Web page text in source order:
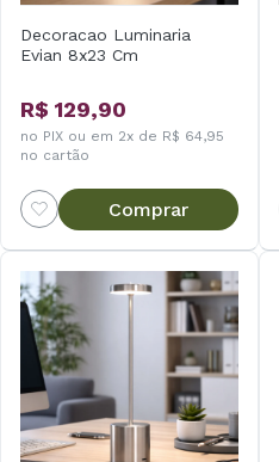
Decoracao Luminaria
Evian 8x23 Cm
R$ 129,90
no PIX ou em 2x de R$ 64,95
no cartão
Comprar